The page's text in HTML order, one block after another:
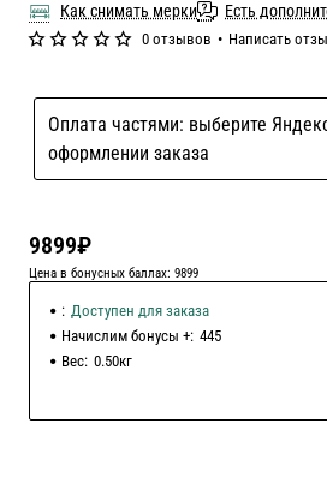
Как снимать мерки Есть
Оплата частями: выберите
оформлении заказа
0 отзывов • Написать
9899₽
Цена в бонусных баллах: 9899
: Доступен для заказа
Начислим бонусы +: 445
Вес: 0.50кг